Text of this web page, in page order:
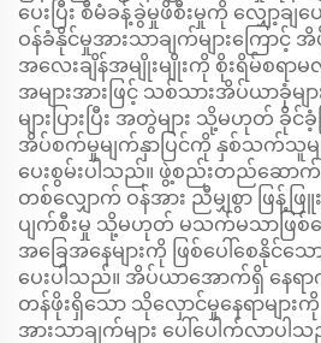
ပေးပြီး စီမံခန့်ခွဲမှုဖိစီးမှုကို လျှော့ခ
ဝန်ခံနိုင်မှုအားသာချက်များကြောင့်
အလေးချိန်အမျိုးမျိုးကို စိုးရိမ်စရ
အများအားဖြင့် သစ်သားအိပ်ယာခုံမ
များပြားပြီး အတွဲများ သို့မဟုတ် ခိုင်
အိပ်စက်မှုမျက်နှာပြင်ကို နှစ်သက်သူ
ပေးစွမ်းပါသည်။ ဖွဲ့စည်းတည်ဆော
တစ်လျှောက် ဝန်အား ညီမျှစွာ ဖြန့်ဖြူး
ပျက်စီးမှု သို့မဟုတ် မသက်မသာဖြစ်
အခြေအနေများကို ဖြစ်ပေါ်စေနိုင်သ
ပေးပါသည်။ အိပ်ယာအောက်ရှိ နေရာ
တန်ဖိုးရှိသော သိုလှောင်မှုနေရာများ
အားသာချက်များ ပေါ်ပေါက်လာပ